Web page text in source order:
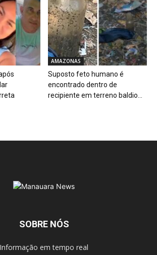
AMAZONAS
Suposto feto humano é
encontrado dentro de
recipiente em terreno baldio...
SOBRE NÓS
Informação em tempo real